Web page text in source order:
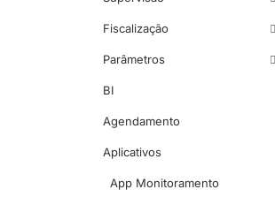
Fiscalização
Parâmetros
BI
Agendamento
Aplicativos
App Monitoramento